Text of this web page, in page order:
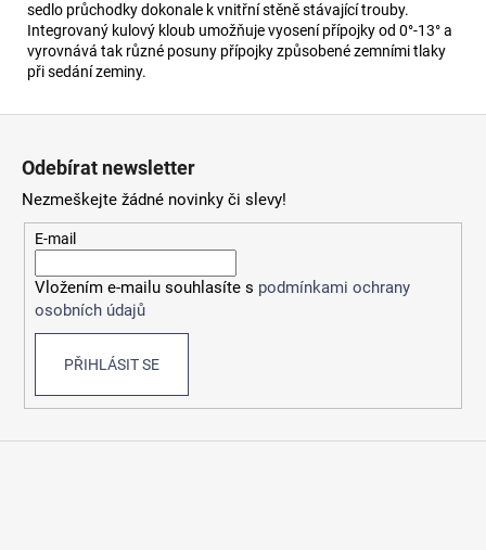
sedlo průchodky dokonale k vnitřní stěně stávající trouby.
Integrovaný kulový kloub umožňuje vyosení přípojky od 0°-13° a
vyrovnává tak různé posuny přípojky způsobené zemními tlaky
při sedání zeminy.
Odebírat newsletter
Nezmeškejte žádné novinky či slevy!
E-mail
Vložením e-mailu souhlasíte s podmínkami ochrany
osobních údajů
PŘIHLÁSIT SE